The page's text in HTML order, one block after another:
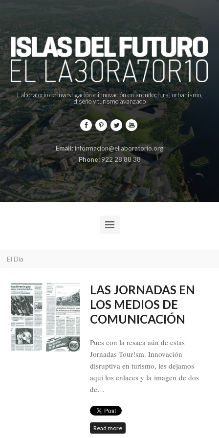
Laboratorio de investigación e innovación en arquitectura, urbanismo,
diseño y turismo avanzado
Email:informacion@ellaboratorio.org
Phone:922 28 88 38
El Día
LAS JORNADAS EN
LOS MEDIOS DE
COMUNICACIÓN
Pues con la resaca aún de estas
Jornadas Tour!sm. Innovación
disruptiva en turismo, les dejamos
aquí los enlaces y la imagen de dos
de…
Read more